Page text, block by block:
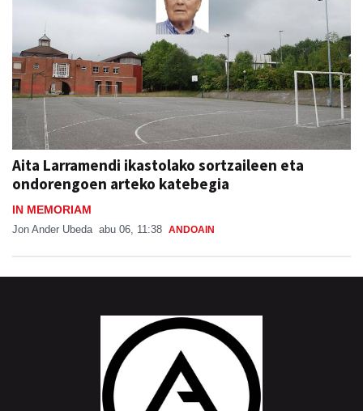
Aita Larramendi ikastolako sortzaileen eta
ondorengoen arteko katebegia
IN MEMORIAM
Jon Ander Ubeda abu 06, 11:38 ANDOAIN